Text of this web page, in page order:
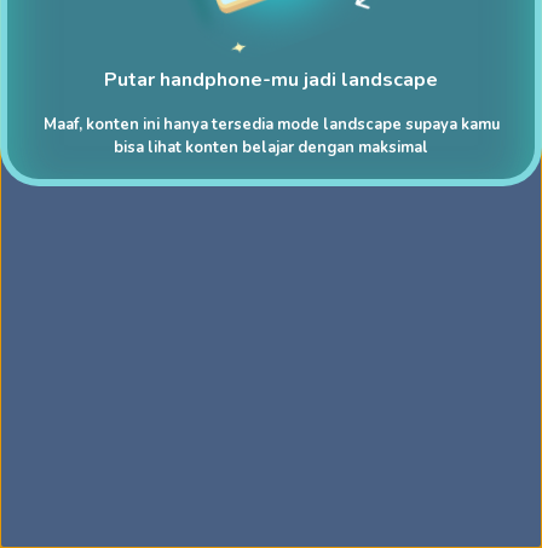
Putar handphone-mu jadi landscape
Maaf, konten ini hanya tersedia mode landscape supaya kamu
bisa lihat konten belajar dengan maksimal